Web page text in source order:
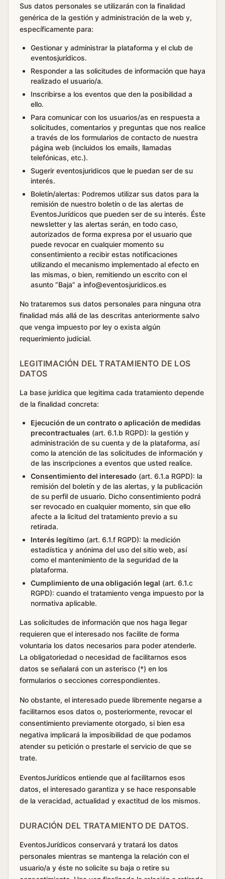
Sus datos personales se utilizarán con la finalidad
genérica de la gestión y administración de la web y,
específicamente para:
Gestionar y administrar la plataforma y el club de
eventosjurídicos.
Responder a las solicitudes de información que haya
realizado el usuario/a.
Inscribirse a los eventos que den la posibilidad a
ello.
Para comunicar con los usuarios/as en respuesta a
solicitudes, comentarios y preguntas que nos realice
a través de los formularios de contacto de nuestra
página web (incluidos los emails, llamadas
telefónicas, etc.).
Sugerir eventosjuridicos que le puedan ser de su
interés.
Boletín/alertas: Podremos utilizar sus datos para la
remisión de nuestro boletín o de las alertas de
EventosJurídicos que pueden ser de su interés. Éste
newsletter y las alertas serán, en todo caso,
autorizados de forma expresa por el usuario que
puede revocar en cualquier momento su
consentimiento a recibir estas notificaciones
utilizando el mecanismo implementado al efecto en
las mismas, o bien, remitiendo un escrito con el
asunto “Baja” a info@eventosjuridicos.es
No trataremos sus datos personales para ninguna otra
finalidad más allá de las descritas anteriormente salvo
que venga impuesto por ley o exista algún
requerimiento judicial.
LEGITIMACIÓN DEL TRATAMIENTO DE LOS
DATOS
La base jurídica que legitima cada tratamiento depende
de la finalidad concreta:
Ejecución de un contrato o aplicación de medidas
precontractuales (art. 6.1.b RGPD): la gestión y
administración de su cuenta y de la plataforma, así
como la atención de las solicitudes de información y
de las inscripciones a eventos que usted realice.
Consentimiento del interesado (art. 6.1.a RGPD): la
remisión del boletín y de las alertas, y la publicación
de su perfil de usuario. Dicho consentimiento podrá
ser revocado en cualquier momento, sin que ello
afecte a la licitud del tratamiento previo a su
retirada.
Interés legítimo (art. 6.1.f RGPD): la medición
estadística y anónima del uso del sitio web, así
como el mantenimiento de la seguridad de la
plataforma.
Cumplimiento de una obligación legal (art. 6.1.c
RGPD): cuando el tratamiento venga impuesto por la
normativa aplicable.
Las solicitudes de información que nos haga llegar
requieren que el interesado nos facilite de forma
voluntaria los datos necesarios para poder atenderle.
La obligatoriedad o necesidad de facilitarnos esos
datos se señalará con un asterisco (*) en los
formularios o secciones correspondientes.
No obstante, el interesado puede libremente negarse a
facilitarnos esos datos o, posteriormente, revocar el
consentimiento previamente otorgado, si bien esa
negativa implicará la imposibilidad de que podamos
atender su petición o prestarle el servicio de que se
trate.
EventosJurídicos entiende que al facilitarnos esos
datos, el interesado garantiza y se hace responsable
de la veracidad, actualidad y exactitud de los mismos.
DURACIÓN DEL TRATAMIENTO DE DATOS.
EventosJurídicos conservará y tratará los datos
personales mientras se mantenga la relación con el
usuario/a y éste no solicite su baja o retire su